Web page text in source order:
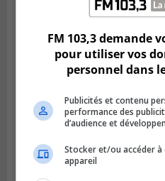
Publié le 2 août 2026 à 23h04
Rappel de quatre
Brossard
FM 103,3 demande
pour utiliser vos
personnel dans
Publicités et contenu
performance des
d’audience et
Stocker et/ou accéder
appareil